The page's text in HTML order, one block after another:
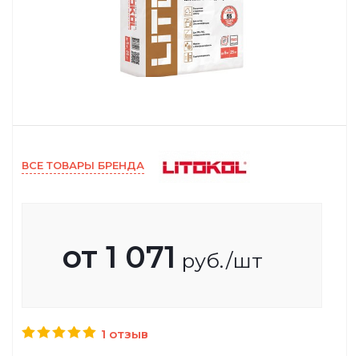
ВСЕ ТОВАРЫ БРЕНДА
от 1 071 руб./шт
1 отзыв